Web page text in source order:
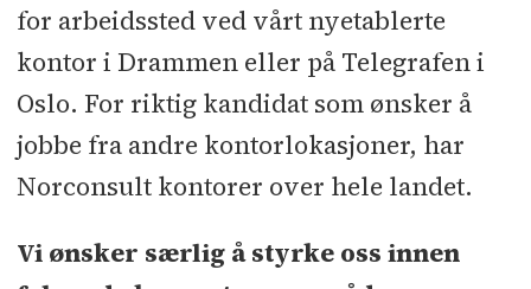
for arbeidssted ved vårt nyetablerte
kontor i Drammen eller på Telegrafen i
Oslo. For riktig kandidat som ønsker å
jobbe fra andre kontorlokasjoner, har
Norconsult kontorer over hele landet.
Vi ønsker særlig å styrke oss innen